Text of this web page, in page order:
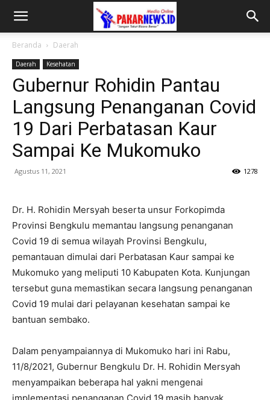
Beranda Daerah
Daerah Kesehatan
Gubernur Rohidin Pantau
Langsung Penanganan Covid
19 Dari Perbatasan Kaur
Sampai Ke Mukomuko
Agustus 11, 2021 1278
Dr. H. Rohidin Mersyah beserta unsur Forkopimda
Provinsi Bengkulu memantau langsung penanganan
Covid 19 di semua wilayah Provinsi Bengkulu,
pemantauan dimulai dari Perbatasan Kaur sampai ke
Mukomuko yang meliputi 10 Kabupaten Kota. Kunjungan
tersebut guna memastikan secara langsung penanganan
Covid 19 mulai dari pelayanan kesehatan sampai ke
bantuan sembako.
Dalam penyampaiannya di Mukomuko hari ini Rabu,
11/8/2021, Gubernur Bengkulu Dr. H. Rohidin Mersyah
menyampaikan beberapa hal yakni mengenai